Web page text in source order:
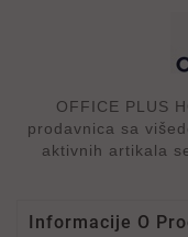
OFFICE PLUS
prodavnica sa
aktivnih artikala
Informacije O